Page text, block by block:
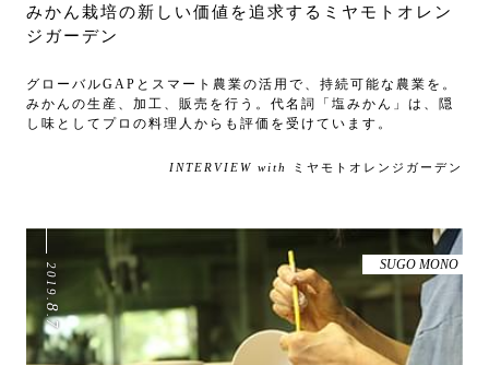
みかん栽培の新しい価値を追求するミヤモトオレン
ジガーデン
グローバルGAPとスマート農業の活用で、持続可能な農業を。
みかんの生産、加工、販売を行う。代名詞「塩みかん」は、隠
し味としてプロの料理人からも評価を受けています。
INTERVIEW with ミヤモトオレンジガーデン
2019
.
8
.
7
SUGO MONO